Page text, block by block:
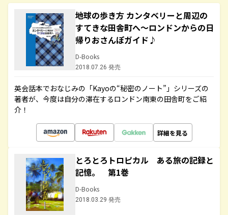
地球の歩き方 カンタベリーと周辺の
すてきな田舎町へ～ロンドンからの日
帰りおさんぽガイド♪
D-Books
2018.07.26 発売
英会話本でおなじみの「Kayoの“秘密のノート”」シリーズの
著者が、今度は自分の滞在するロンドン南東の田舎町をご紹
介！
詳細を見る
とろとろトロピカル ある旅の記録と
記憶。 第1巻
D-Books
2018.03.29 発売